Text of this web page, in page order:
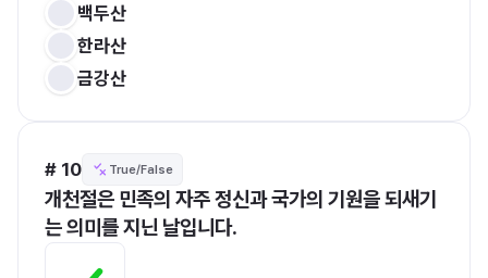
백두산
한라산
금강산
# 10 True/False
개천절은 민족의 자주 정신과 국가의 기원을 되새기
는 의미를 지닌 날입니다.